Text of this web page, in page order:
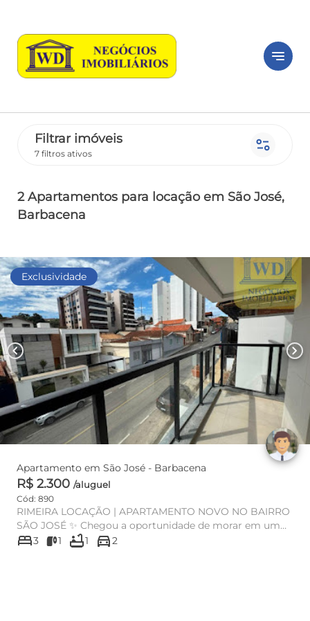
notes
Filtrar imóveis
7 filtros ativos page_info
2 Apartamentos para locaçãoem São José,
Barbacena
Exclusividade
chevron_left chevron_right
Apartamento em São José - Barbacena
R$ 2.300 /aluguel
Cód: 890
RIMEIRA LOCAÇÃO | APARTAMENTO NOVO NO BAIRRO
SÃO JOSÉ ✨ Chegou a oportunidade de morar em um
apartamento moderno, espaç...
bed3 1 bathtub1 directions_car2